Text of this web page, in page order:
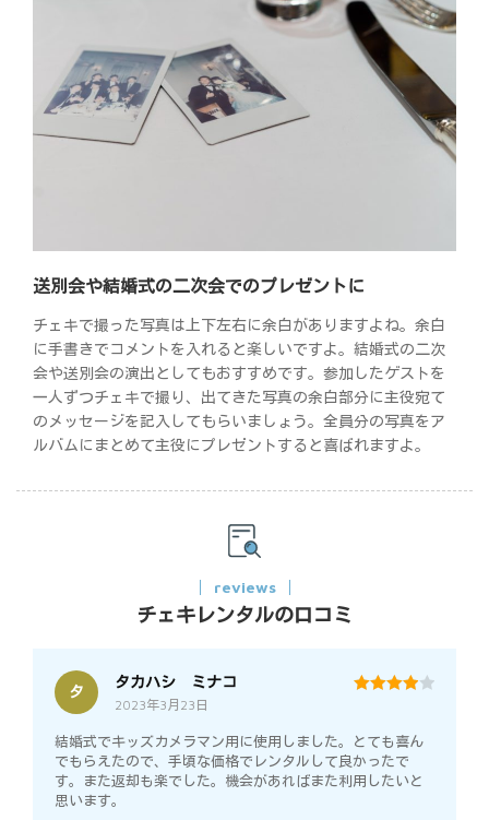
送別会や結婚式の二次会でのプレゼントに
チェキで撮った写真は上下左右に余白がありますよね。余白
に手書きでコメントを入れると楽しいですよ。結婚式の二次
会や送別会の演出としてもおすすめです。参加したゲストを
一人ずつチェキで撮り、出てきた写真の余白部分に主役宛て
のメッセージを記入してもらいましょう。全員分の写真をア
ルバムにまとめて主役にプレゼントすると喜ばれますよ。
reviews
チェキレンタルの口コミ
タ
タカハシ ミナコ
2023年3月23日
結婚式でキッズカメラマン用に使用しました。とても喜ん
でもらえたので、手頃な価格でレンタルして良かったで
す。また返却も楽でした。機会があればまた利用したいと
思います。